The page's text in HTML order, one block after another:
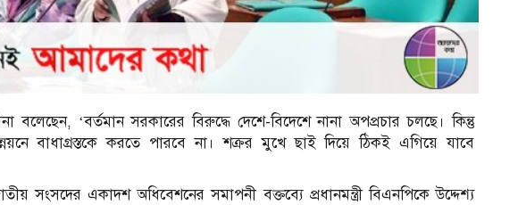
বলেছেন, ‌‌‘বর্তমান সরকারের বিরুদ্ধে দেশে-বিদেশে নানা অপপ্রচার চলছে। কিন্তু
বাধাগ্রস্তকে করতে পারবে না। শক্রর মুখে ছাই দিয়ে ঠিকই এগিয়ে যাবে
সংসদের একাদশ অধিবেশনের সমাপনী বক্তব্যে প্রধানমন্ত্রী বিএনপিকে উদ্দেশ্য